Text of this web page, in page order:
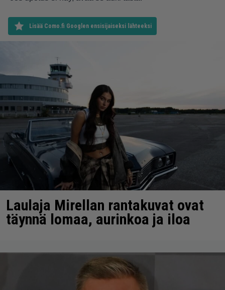
Lisää Como.fi Googlen ensisijaiseksi lähteeksi
Laulaja Mirellan rantakuvat ovat
täynnä lomaa, aurinkoa ja iloa